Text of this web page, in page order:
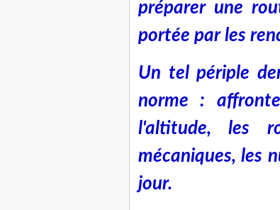
préparer une
portée par les
Un tel périple
norme :
l'altitude, les
mécaniques, les
jour.